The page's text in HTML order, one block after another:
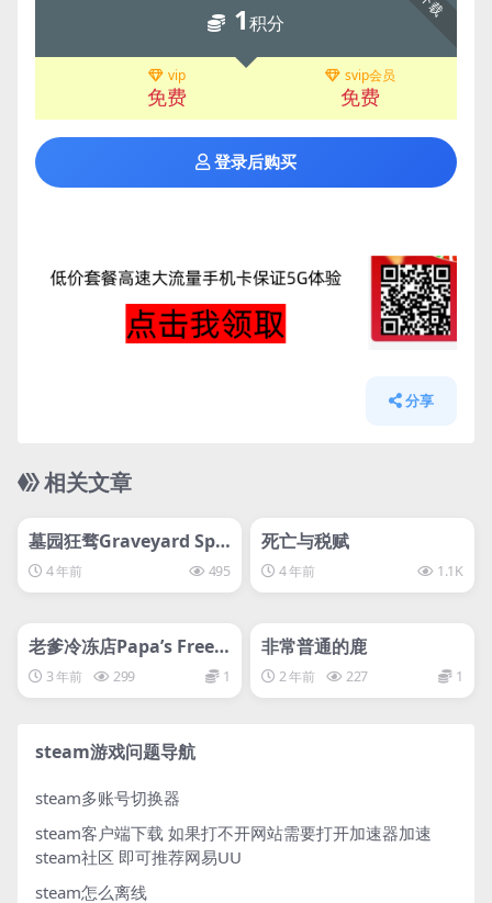
1积分
vip
免费
svip会员
免费
登录后购买
分享
相关文章
svip专属
墓园狂骛Graveyard Spri
nt4 年前 495
死亡与税赋
4 年前 1.1K
svip专属
老爹冷冻店Papa’s Freez
eria Deluxe
3 年前 299 1
非常普通的鹿
2 年前 227 1
steam游戏问题导航
steam多账号切换器
steam客户端下载 如果打不开网站需要打开加速器加速
steam社区 即可推荐网易UU
steam怎么离线